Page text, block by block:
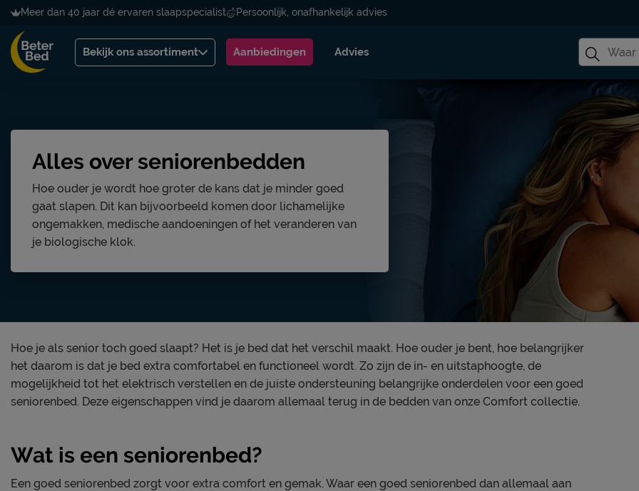
Meer dan 40 jaar dé ervaren slaapspecialist Persoonlijk, onafhankelijk advies
Bekijk ons assortiment Aanbiedingen Advies
Alles over seniorenbedden
Hoe ouder je wordt hoe groter de kans dat je minder goed
gaat slapen. Dit kan bijvoorbeeld komen door lichamelijke
ongemakken, medische aandoeningen of het veranderen van
je biologische klok.
Hoe je als senior toch goed slaapt? Het is je bed dat het verschil maakt. Hoe ouder je bent, hoe belangrijker
het daarom is dat je bed extra comfortabel en functioneel wordt. Zo zijn de in- en uitstaphoogte, de
mogelijkheid tot het elektrisch verstellen en de juiste ondersteuning belangrijke onderdelen voor een goed
seniorenbed. Deze eigenschappen vind je daarom allemaal terug in de bedden van onze Comfort collectie.
Wat is een seniorenbed?
Een goed seniorenbed zorgt voor extra comfort en gemak. Waar een goed seniorenbed dan allemaal aan